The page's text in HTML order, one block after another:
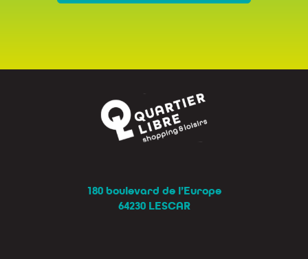
180 boulevard de l’Europe
64230 LESCAR